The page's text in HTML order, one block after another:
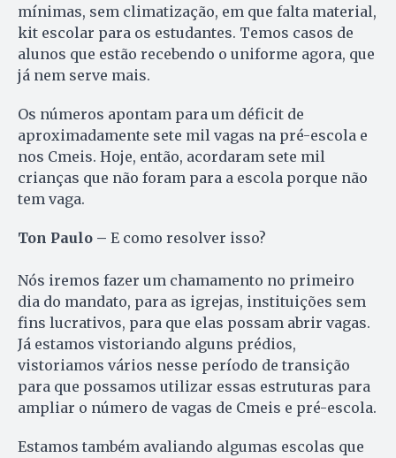
mínimas, sem climatização, em que falta material,
kit escolar para os estudantes. Temos casos de
alunos que estão recebendo o uniforme agora, que
já nem serve mais.
Os números apontam para um déficit de
aproximadamente sete mil vagas na pré-escola e
nos Cmeis. Hoje, então, acordaram sete mil
crianças que não foram para a escola porque não
tem vaga.
Ton Paulo – E como resolver isso?
Nós iremos fazer um chamamento no primeiro
dia do mandato, para as igrejas, instituições sem
fins lucrativos, para que elas possam abrir vagas.
Já estamos vistoriando alguns prédios,
vistoriamos vários nesse período de transição
para que possamos utilizar essas estruturas para
ampliar o número de vagas de Cmeis e pré-escola.
Estamos também avaliando algumas escolas que